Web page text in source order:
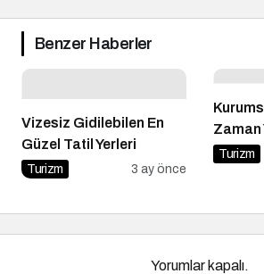
Benzer Haberler
Vizesiz Gidilebilen En
Güzel Tatil Yerleri
Turizm 3 ay önce
Zaman
Turizm
Yorumlar kapalı.